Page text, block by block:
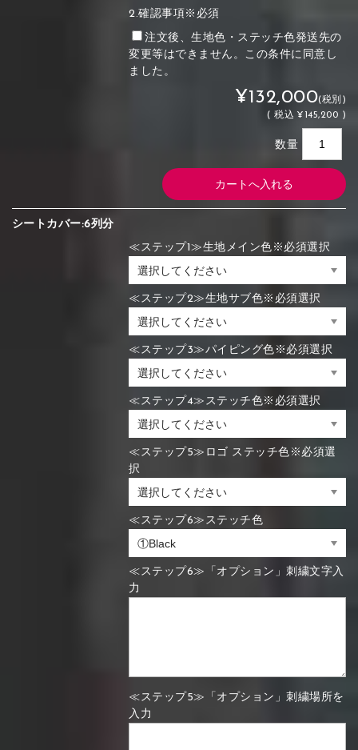
2.確認事項※必須
注文後、生地色・ステッチ色発送先の
変更等はできません。この条件に同意し
ました。
¥132,000(税別)
(税込 ¥145,200 )
数量
シートカバー:6列分
≪ステップ1≫生地メイン色※必須選択
≪ステップ2≫生地サブ色※必須選択
≪ステップ3≫パイピング色※必須選択
≪ステップ4≫ステッチ色※必須選択
≪ステップ5≫ロゴ ステッチ色※必須選
択
≪ステップ6≫ステッチ色
≪ステップ6≫「オプション」刺繍文字入
力
≪ステップ5≫「オプション」刺繍場所を
入力